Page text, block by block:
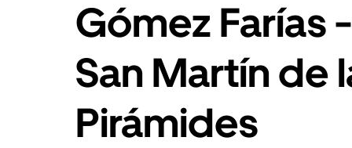
Gómez Farías -
San Martín de
Pirámides